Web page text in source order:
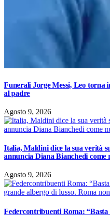
Funerali Jorge Messi, Leo torna
al padre
Agosto 9, 2026
Italia, Maldini dice la sua verità
annuncia Diana Bianchedi come
Agosto 9, 2026
Federcontribuenti Roma: